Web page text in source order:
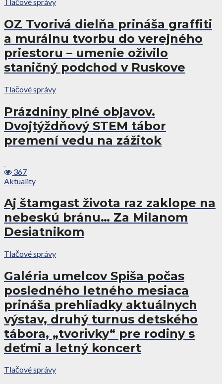
OZ Tvorivá dielňa prináša graffiti
a murálnu tvorbu do verejného
priestoru – umenie oživilo
staničný podchod v Ruskove
Tlačové správy
Prázdniny plné objavov.
Dvojtýždňový STEM tábor
premení vedu na zážitok
367
Aktuality
Aj štamgast života raz zaklope na
nebeskú bránu… Za Milanom
Desiatnikom
Tlačové správy
Galéria umelcov Spiša počas
posledného letného mesiaca
prináša prehliadky aktuálnych
výstav, druhý turnus detského
tábora, „tvorivky“ pre rodiny s
deťmi a letný koncert
Tlačové správy